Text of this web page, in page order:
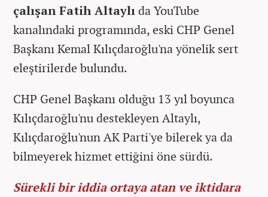
çalışanFatih Altaylıda YouTube
kanalındaki programında, eski CHP Genel
Başkanı Kemal Kılıçdaroğlu'na yönelik sert
eleştirilerde bulundu.
CHP Genel Başkanı olduğu 13 yıl boyunca
Kılıçdaroğlu'nu destekleyen Altaylı,
Kılıçdaroğlu'nun AK Parti'ye bilerek ya da
bilmeyerek hizmet ettiğini öne sürdü.
Sürekli bir iddia ortaya atan ve iktidara